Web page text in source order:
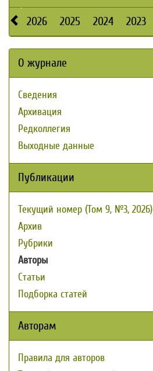
2026 2025 2024 2023
О журнале
Сведения
Архивация
Редколлегия
Выходные данные
Публикации
Текущий номер (Том 9, №3, 2026)
Архив
Рубрики
Авторы
Статьи
Подборка статей
Авторам
Правила для авторов